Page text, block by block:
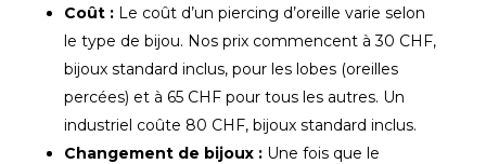
Coût :Le coût d’un piercing d’oreille varie selon
le type de bijou. Nos prix commencent à 30 CHF,
bijoux standard inclus, pour les lobes (oreilles
percées) et à 65 CHF pour tous les autres. Un
industriel coûte 80 CHF, bijoux standard inclus.
Changement de bijoux :Une fois que le